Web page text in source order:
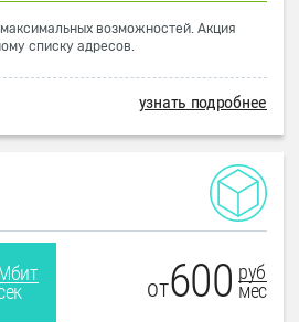
максимальных возможностей. Акция
списку адресов.
узнать подробнее
от600 руб
мес